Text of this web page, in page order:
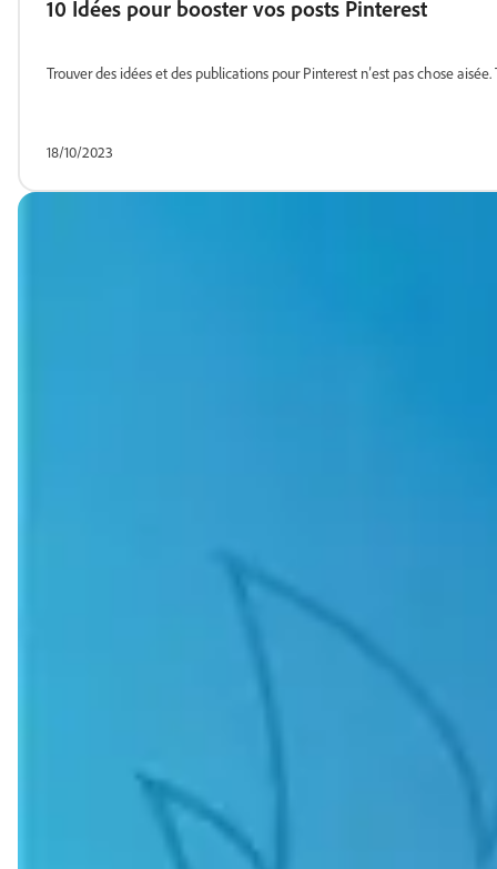
10 Idées pour booster vos posts Pinterest
Trouver des idées et des publications pour Pinterest n’est pas chose
18/10/2023